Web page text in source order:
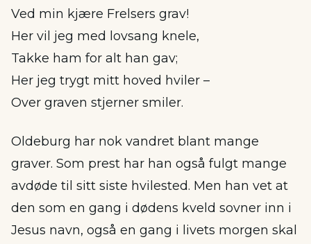
Ved min kjære Frelsers grav!
Her vil jeg med lovsang knele,
Takke ham for alt han gav;
Her jeg trygt mitt hoved hviler –
Over graven stjerner smiler.
Oldeburg har nok vandret blant mange
graver. Som prest har han også fulgt mange
avdøde til sitt siste hvilested. Men han vet at
den som en gang i dødens kveld sovner inn i
Jesus navn, også en gang i livets morgen skal